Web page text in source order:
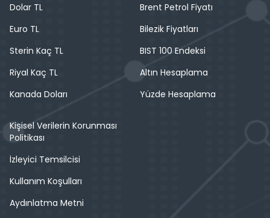
Dolar TL
Euro TL
Sterin Kaç TL
Riyal Kaç TL
Kanada Doları
Brent Petrol Fiyatı
Bilezik Fiyatları
BIST 100 Endeksi
Altın Hesaplama
Yüzde Hesaplama
Kişisel Verilerin Korunması
Politikası
İzleyici Temsilcisi
Kullanım Koşulları
Aydınlatma Metni